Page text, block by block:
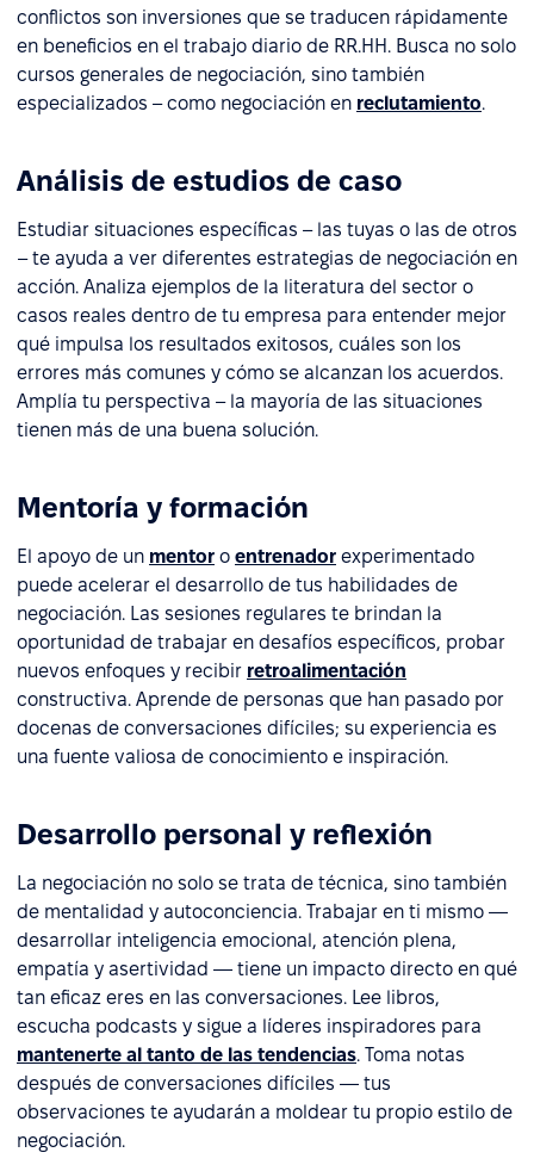
conflictos son inversiones que se traducen rápidamente
en beneficios en el trabajo diario de RR.HH. Busca no solo
cursos generales de negociación, sino también
especializados – como negociación en reclutamiento.
Análisis de estudios de caso
Estudiar situaciones específicas – las tuyas o las de otros
– te ayuda a ver diferentes estrategias de negociación en
acción. Analiza ejemplos de la literatura del sector o
casos reales dentro de tu empresa para entender mejor
qué impulsa los resultados exitosos, cuáles son los
errores más comunes y cómo se alcanzan los acuerdos.
Amplía tu perspectiva – la mayoría de las situaciones
tienen más de una buena solución.
Mentoría y formación
El apoyo de un mentor o entrenador experimentado
puede acelerar el desarrollo de tus habilidades de
negociación. Las sesiones regulares te brindan la
oportunidad de trabajar en desafíos específicos, probar
nuevos enfoques y recibir retroalimentación
constructiva. Aprende de personas que han pasado por
docenas de conversaciones difíciles; su experiencia es
una fuente valiosa de conocimiento e inspiración.
Desarrollo personal y reflexión
La negociación no solo se trata de técnica, sino también
de mentalidad y autoconciencia. Trabajar en ti mismo —
desarrollar inteligencia emocional, atención plena,
empatía y asertividad — tiene un impacto directo en qué
tan eficaz eres en las conversaciones. Lee libros,
escucha podcasts y sigue a líderes inspiradores para
mantenerte al tanto de las tendencias. Toma notas
después de conversaciones difíciles — tus
observaciones te ayudarán a moldear tu propio estilo de
negociación.